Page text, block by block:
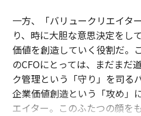
一方、「バリュークリエイタ
り、時に大胆な意思決定をし
価値を創造していく役割だ。
のCFOにとっては、まだまだ
ク管理という「守り」を司る
企業価値創造という「攻め」
エイター。このふたつの顔を